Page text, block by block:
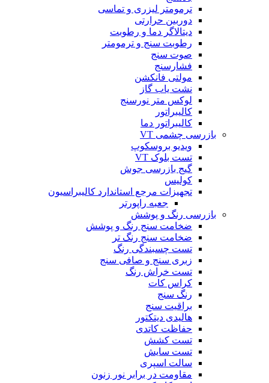
ترمومتر لیزری و تماسی
دوربین حرارتی
دیتالاگر دما و رطوبت
رطوبت سنج و ترمومتر
صوت سنج
فشارسنج
مولتی فانکشن
نشت یاب گاز
لوکس متر نورسنج
کالیبراتور
کالیبراتور دما
بازرسی چشمی VT
ویدیو بروسکوپ
تست بلوک VT
گیج بازرسی جوش
کولیس
تجهیزات مرجع استاندارد کالیبراسیون
جعبه راپورتر
بازرسی رنگ و پوشش
ضخامت سنج رنگ و پوشش
ضخامت سنج رنگ تر
تست چسبندگی رنگ
زبری سنج و صافی سنج
تست خراش رنگ
کراس کات
رنگ سنج
براقیت سنج
هالیدی دیتکتور
حفاظت کاتدی
تست کشش
تست سایش
سالت اسپری
مقاومت در برابر نور زنون